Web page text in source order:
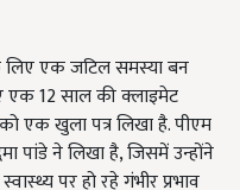
लिए एक जटिल समस्या बन
एक 12 साल की क्लाइमेट
को एक खुला पत्र लिखा है. पीएम
पांडे ने लिखा है, जिसमें उन्होंने
पर हो रहे गंभीर प्रभाव